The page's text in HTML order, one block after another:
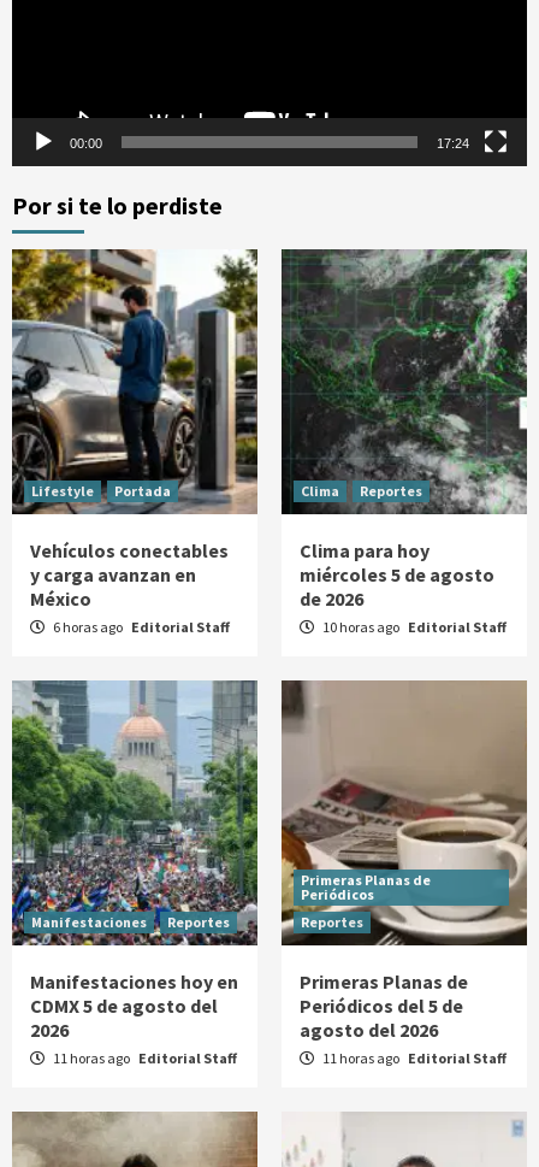
00:00 17:24
Por si te lo perdiste
Lifestyle Portada
Vehículos conectables
y carga avanzan en
México
6 horas ago Editorial Staff
Clima Reportes
Clima para hoy
miércoles 5 de agosto
de 2026
10 horas ago Editorial Staff
Manifestaciones Reportes
Manifestaciones hoy en
CDMX 5 de agosto del
2026
11 horas ago Editorial Staff
Primeras Planas de
Periódicos
Reportes
Primeras Planas de
Periódicos del 5 de
agosto del 2026
11 horas ago Editorial Staff